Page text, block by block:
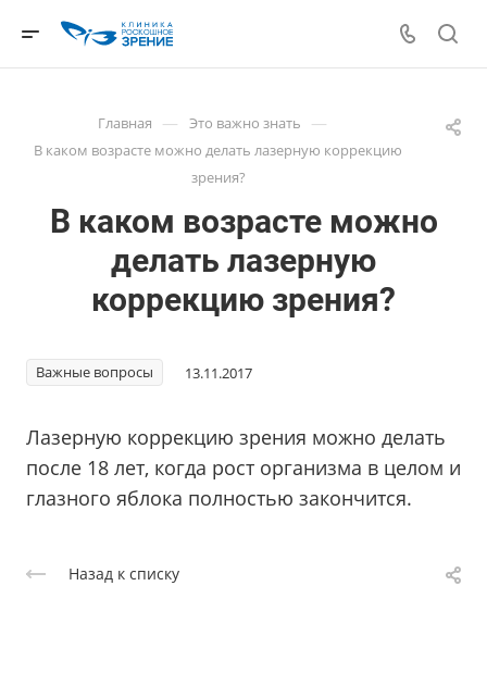
Главная — Это важно знать —
В каком возрасте можно делать лазерную коррекцию
зрения?
В каком возрасте можно
делать лазерную
коррекцию зрения?
Важные вопросы 13.11.2017
Лазерную коррекцию зрения можно делать
после 18 лет, когда рост организма в целом и
глазного яблока полностью закончится.
Назад к списку